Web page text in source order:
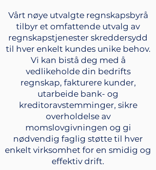
Vårt nøye utvalgte regnskapsbyrå
tilbyr et omfattende utvalg av
regnskapstjenester skreddersydd
til hver enkelt kundes unike behov.
Vi kan bistå deg med å
vedlikeholde din bedrifts
regnskap, fakturere kunder,
utarbeide bank- og
kreditoravstemminger, sikre
overholdelse av
momslovgivningen og gi
nødvendig faglig støtte til hver
enkelt virksomhet for en smidig og
effektiv drift.